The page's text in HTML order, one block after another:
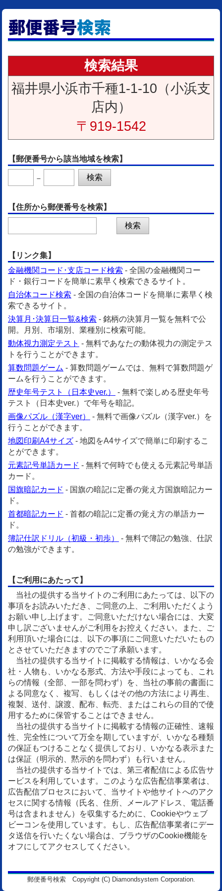
検索結果
福井県小浜市千種1-1-10（小浜支
店内）
〒919-1542
【郵便番号から該当地域を検索】
－
【住所から郵便番号を検索】
【リンク集】
金融機関コード･支店コード検索 - 全国の金融機関コー
ド・銀行コードを簡単に素早く検索できるサイト。
自治体コード検索 - 全国の自治体コードを簡単に素早く検
索できるサイト。
決算月･決算日一覧&検索 - 銘柄の決算月一覧を無料で公
開。月別、市場別、業種別に検索可能。
動体視力測定テスト - 無料であなたの動体視力の測定テス
トを行うことができます。
算数問題ゲーム - 算数問題ゲームでは、無料で算数問題ゲ
ームを行うことができます。
歴史年号テスト（日本史ver.）
- 無料で楽しめる歴史年号
テスト（日本史ver.）で年号を暗記。
画像パズル（漢字ver）
- 無料で画像パズル（漢字ver.）を
行うことができます。
地図印刷A4サイズ - 地図をA4サイズで簡単に印刷するこ
とができます。
元素記号単語カード - 無料で何時でも使える元素記号単語
カード。
国旗暗記カード - 国旗の暗記に定番の覚え方国旗暗記カー
ド。
首都暗記カード - 首都の暗記に定番の覚え方の単語カー
ド。
簿記仕訳ドリル（初級・初歩）
- 無料で簿記の勉強、仕訳
の勉強ができます。
【ご利用にあたって】
当社の提供する当サイトのご利用にあたっては、以下の
事項をお読みいただき、ご同意の上、ご利用いただくよう
お願い申し上げます。ご同意いただけない場合には、大変
申し訳ございませんがご利用をお控えください。また、ご
利用頂いた場合には、以下の事項にご同意いただいたもの
とさせていただきますのでご了承願います。
当社の提供する当サイトに掲載する情報は、いかなる会
社・人物も、いかなる形式、方法や手段によっても、これ
らの情報（全部、一部を問わず）を、当社の事前の書面に
よる同意なく、複写、もしくはその他の方法により再生、
複製、送付、譲渡、配布、転売、またはこれらの目的で使
用するために保管することはできません。
当社の提供する当サイトに掲載する情報の正確性、速報
性、完全性について万全を期していますが、いかなる種類
の保証もつけることなく提供しており、いかなる表示また
は保証（明示的、黙示的を問わず）も行いません。
当社の提供する当サイトでは、第三者配信による広告サ
ービスを利用しています。このような広告配信事業者は、
広告配信プロセスにおいて、当サイトや他サイトへのアク
セスに関する情報（氏名、住所、メールアドレス、電話番
号は含まれません）を収集するために、Cookieやウェブ
ビーコンを使用しています。もし、広告配信事業者にデー
タ送信を行いたくない場合は、ブラウザのCookie機能を
オフにしてアクセスしてください。
郵便番号検索 Copyright (C) Diamondsystem Corporation.